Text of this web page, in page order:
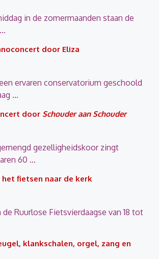
in de zomermaanden staan de
door Eliza
ervaren conservatorium geschoold
...
door Schouder aan Schouder
gezelligheidskoor zingt
60 ...
het fietsen naar de kerk
Ruurlose Fietsvierdaagse van 18 tot
klankschalen, orgel, zang en